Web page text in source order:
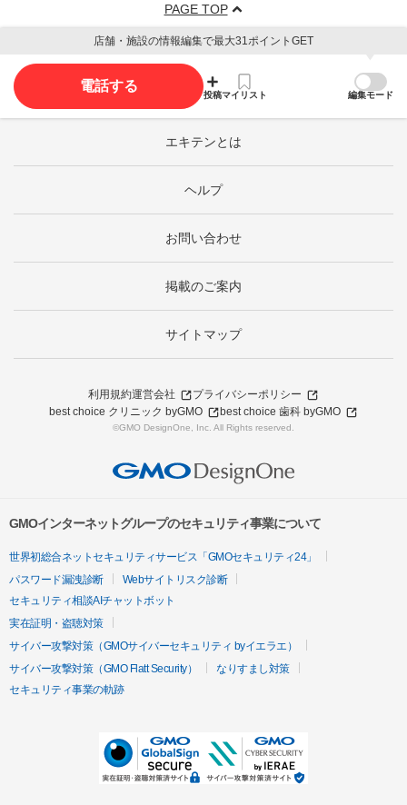
PAGE TOP
店舗・施設の情報編集で最大31ポイントGET
電話する
投稿マイリスト 編集モード
エキテンとは
ヘルプ
お問い合わせ
掲載のご案内
サイトマップ
利用規約運営会社
プライバシーポリシー
best choice クリニック byGMO
best choice 歯科 byGMO
©GMO DesignOne, Inc. All Rights reserved.
GMOインターネットグループのセキュリティ事業について
世界初総合ネットセキュリティサービス「GMOセキュリティ24」
パスワード漏洩診断
Webサイトリスク診断
セキュリティ相談AIチャットボット
実在証明・盗聴対策
サイバー攻撃対策（GMOサイバーセキュリティ byイエラエ）
サイバー攻撃対策（GMO Flatt Security）
なりすまし対策
セキュリティ事業の軌跡